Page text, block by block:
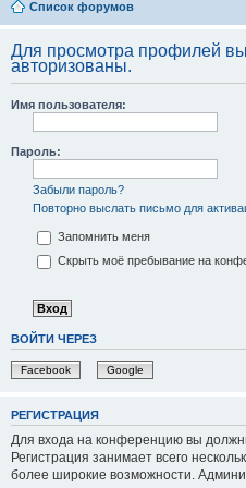
Список форумов
Для просмотра профилей
авторизованы.
Имя пользователя:
Пароль:
Забыли пароль?
Повторно выслать письмо для
Запомнить меня
Скрыть моё пребывание на
ВОЙТИ ЧЕРЕЗ
Facebook Google
РЕГИСТРАЦИЯ
Для входа на конференцию вы
Регистрация занимает всего
более широкие возможности.